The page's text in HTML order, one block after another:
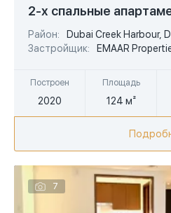
2-х спальные
Район:
Dubai Creek Harbour,
Застройщик:
EMAAR
Построен
2020
Площадь
124 м²
7